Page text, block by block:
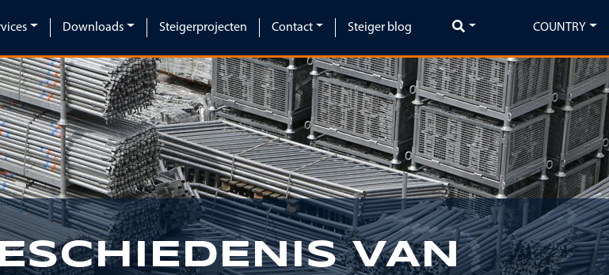
Downloads Steigerprojecten Contact Steiger blog COUNTRY
Next
VAN